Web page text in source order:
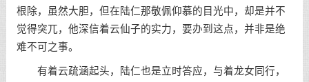
根除，虽然大胆，但在陆仁那敬佩仰慕的目光中，却是并不
觉得突兀，他深信着云仙子的实力，要办到这点，并非是绝
难不可之事。
有着云疏涵起头，陆仁也是立时答应，与着龙女同行，